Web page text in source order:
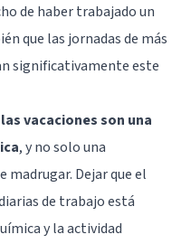
de haber trabajado un
que las jornadas de más
significativamente este
las vacaciones son una
, y no solo una
madrugar. Dejar que el
de trabajo está
y la actividad